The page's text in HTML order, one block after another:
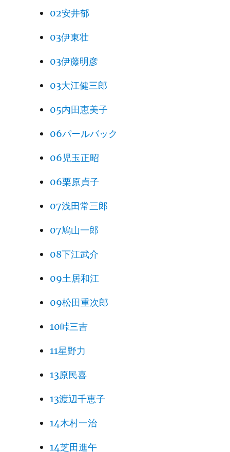
02安井郁
03伊東壮
03伊藤明彦
03大江健三郎
05内田恵美子
06パールバック
06児玉正昭
06栗原貞子
07浅田常三郎
07鳩山一郎
08下江武介
09土居和江
09松田重次郎
10峠三吉
11星野力
13原民喜
13渡辺千恵子
14木村一治
14芝田進午